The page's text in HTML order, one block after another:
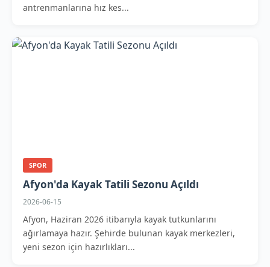
antrenmanlarına hız kes...
SPOR
Afyon'da Kayak Tatili Sezonu Açıldı
2026-06-15
Afyon, Haziran 2026 itibarıyla kayak tutkunlarını
ağırlamaya hazır. Şehirde bulunan kayak merkezleri,
yeni sezon için hazırlıkları...